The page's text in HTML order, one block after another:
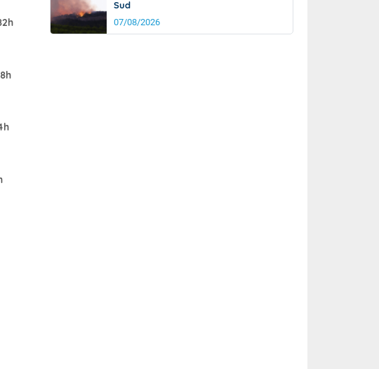
Sud
07/08/2026